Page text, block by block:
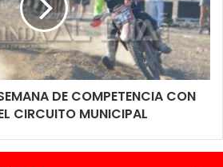
DE COMPETENCIA CON
CIRCUITO MUNICIPAL